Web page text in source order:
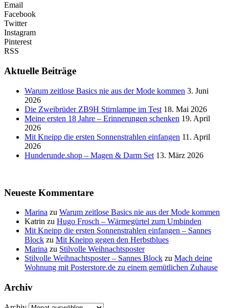
Email
Facebook
Twitter
Instagram
Pinterest
RSS
Aktuelle Beiträge
Warum zeitlose Basics nie aus der Mode kommen 3. Juni
2026
Die Zweibrüder ZB9H Stirnlampe im Test 18. Mai 2026
Meine ersten 18 Jahre – Erinnerungen schenken 19. April
2026
Mit Kneipp die ersten Sonnenstrahlen einfangen 11. April
2026
Hunderunde.shop – Magen & Darm Set 13. März 2026
Neueste Kommentare
Marina zu Warum zeitlose Basics nie aus der Mode kommen
Katrin zu Hugo Frosch – Wärmegürtel zum Umbinden
Mit Kneipp die ersten Sonnenstrahlen einfangen – Sannes
Block zu Mit Kneipp gegen den Herbstblues
Marina zu Stilvolle Weihnachtsposter
Stilvolle Weihnachtsposter – Sannes Block zu Mach deine
Wohnung mit Posterstore.de zu einem gemütlichen Zuhause
Archiv